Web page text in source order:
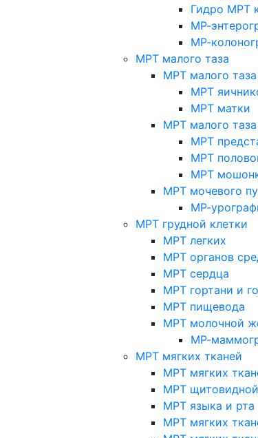
Гидро МРТ
МР-
МР-
МРТ малого таза
МРТ малого
МРТ
МРТ матки
МРТ малого
МРТ
МРТ
МРТ
МРТ мочевого
МР-
МРТ грудной клетки
МРТ легких
МРТ органов
МРТ сердца
МРТ гортани и
МРТ пищевода
МРТ молочной
МР-
МРТ мягких тканей
МРТ мягких
МРТ
МРТ языка и рта
МРТ мягких